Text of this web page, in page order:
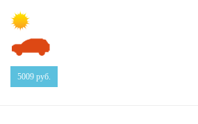
5009 руб.